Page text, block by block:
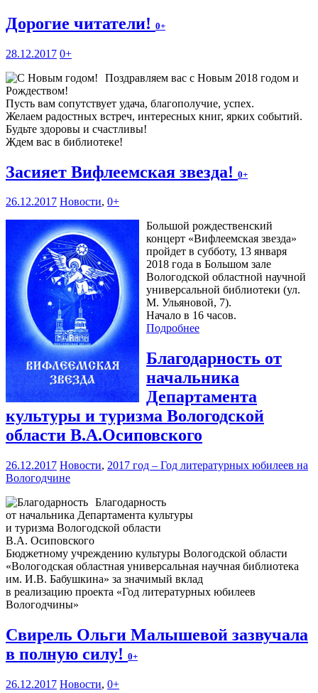
Дорогие читатели! 0+
28.12.2017 0+
Поздравляем вас с Новым 2018 годом и
Рождеством!
Пусть вам сопутствует удача, благополучие, успех.
Желаем радостных встреч, интересных книг, ярких событий.
Будьте здоровы и счастливы!
Ждем вас в библиотеке!
Засияет Вифлеемская звезда! 0+
26.12.2017 Новости, 0+
Большой рождественский
концерт «Вифлеемская звезда»
пройдет в субботу, 13 января
2018 года в Большом зале
Вологодской областной научной
универсальной библиотеки (ул.
М. Ульяновой, 7).
Начало в 16 часов.
Подробнее
Благодарность от
начальника
Департамента
культуры и туризма Вологодской
области В.А.Осиповского
26.12.2017 Новости, 2017 год – Год литературных юбилеев на
Вологодчине
Благодарность
от начальника Департамента культуры
и туризма Вологодской области
В.А. Осиповского
Бюджетному учреждению культуры Вологодской области
«Вологодская областная универсальная научная библиотека
им. И.В. Бабушкина» за значимый вклад
в реализацию проекта «Год литературных юбилеев
Вологодчины»
Свирель Ольги Малышевой зазвучала
в полную силу! 0+
26.12.2017 Новости, 0+